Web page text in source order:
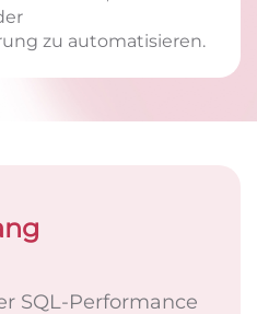
zu automatisieren.
SQL-Performance